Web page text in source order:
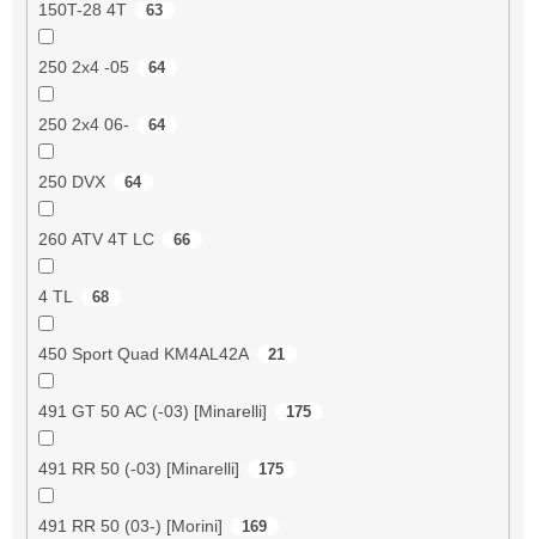
150T-28 4T 63
250 2x4 -05 64
250 2x4 06- 64
250 DVX 64
260 ATV 4T LC 66
4 TL 68
450 Sport Quad KM4AL42A 21
491 GT 50 AC (-03) [Minarelli] 175
491 RR 50 (-03) [Minarelli] 175
491 RR 50 (03-) [Morini] 169